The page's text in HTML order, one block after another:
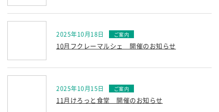
2025年10月18日
10月フクレーマルシェ 開催のお知らせ
2025年10月15日
11月けろっと食堂 開催のお知らせ